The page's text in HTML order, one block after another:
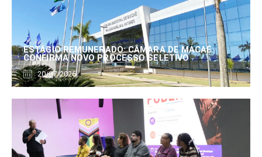
ESTÁGIO REMUNERADO: CÂMARA DE MACAÉ
CONFIRMA NOVO PROCESSO SELETIVO
20/07/2026